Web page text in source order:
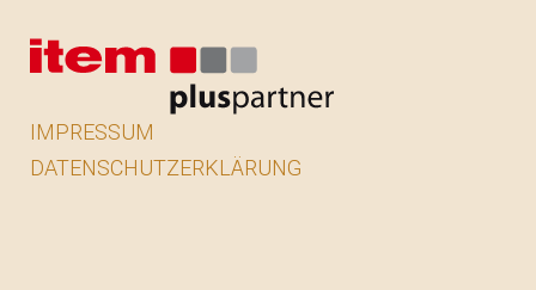
IMPRESSUM
DATENSCHUTZERKLÄRUNG